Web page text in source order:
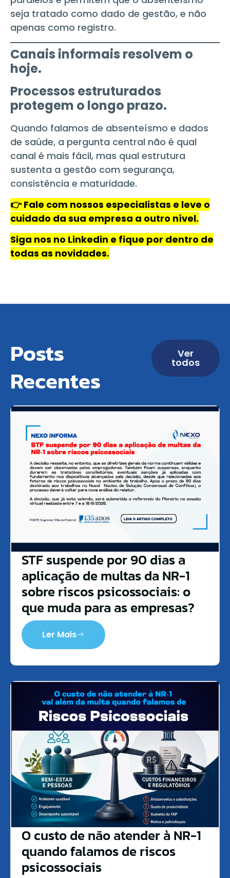
seja tratado como dado de gestão, e não
apenas como registro.
Canais informais resolvem o
hoje.
Processos estruturados
protegem o longo prazo.
Quando falamos de absenteísmo e dados
de saúde, a pergunta central não é qual
canal é mais fácil, mas qual estrutura
sustenta a gestão com segurança,
consistência e maturidade.
👉 Fale com nossos especialistas e leve o
cuidado da sua empresa a outro nível.
Siga nos no Linkedin e fique por dentro de
todas as novidades.
Posts
Recentes
Ver
todos
STF suspende por 90 dias a
aplicação de multas da NR-1
sobre riscos psicossociais: o
que muda para as empresas?
Ler Mais
O custo de não atender à NR-1
quando falamos de riscos
psicossociais